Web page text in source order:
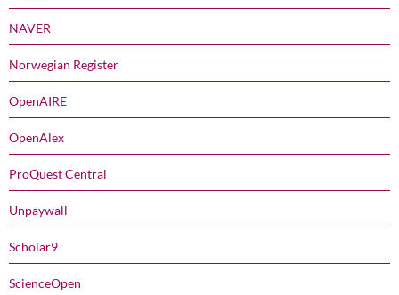
NAVER
Norwegian Register
OpenAIRE
OpenAlex
ProQuest Central
Unpaywall
Scholar9
ScienceOpen